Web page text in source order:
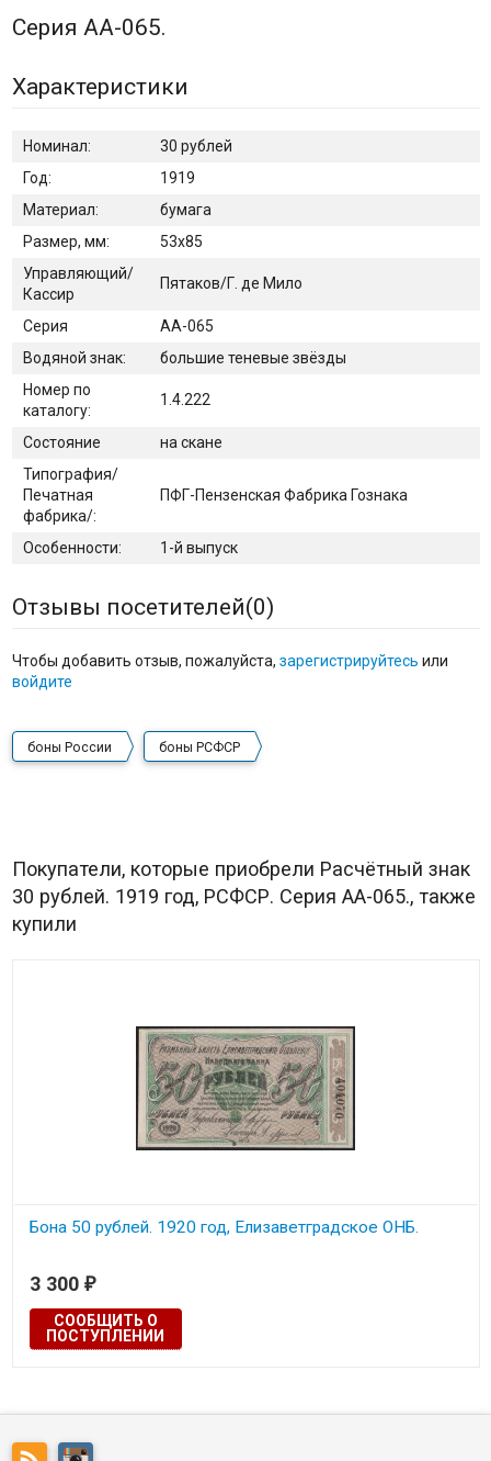
Серия АА-065.
Характеристики
Номинал:
30 рублей
Год:
1919
Материал:
бумага
Размер, мм:
53х85
Управляющий/
Кассир
Пятаков/Г. де Мило
Серия
АА-065
Водяной знак:
большие теневые звёзды
Номер по
каталогу:
1.4.222
Состояние
на скане
Типография/
Печатная
фабрика/:
ПФГ-Пензенская Фабрика Гознака
Особенности: 1-й выпуск
Отзывы посетителей(0)
Чтобы добавить отзыв, пожалуйста, зарегистрируйтесь или
войдите
боны России боны РСФСР
Покупатели, которые приобрели Расчётный знак
30 рублей. 1919 год, РСФСР. Серия АА-065., также
купили
Бона 50 рублей. 1920 год, Елизаветградское ОНБ.
3 300 ₽
СООБЩИТЬ О
ПОСТУПЛЕНИИ